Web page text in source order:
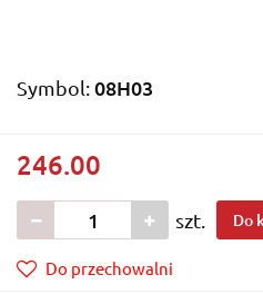
Symbol:08H03
246.00
szt. Do
Do przechowalni